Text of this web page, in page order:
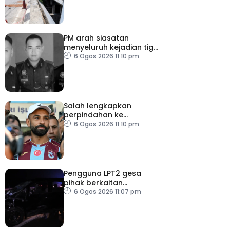
PM arah siasatan
menyeluruh kejadian tiga
anggota polis maut
6 Ogos 2026 11:10 pm
Salah lengkapkan
perpindahan ke
Trabzonspor
6 Ogos 2026 11:10 pm
Pengguna LPT2 gesa
pihak berkaitan
pertingkat keselamatan
6 Ogos 2026 11:07 pm